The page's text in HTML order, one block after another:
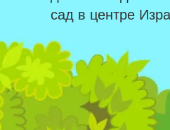
сад в центре